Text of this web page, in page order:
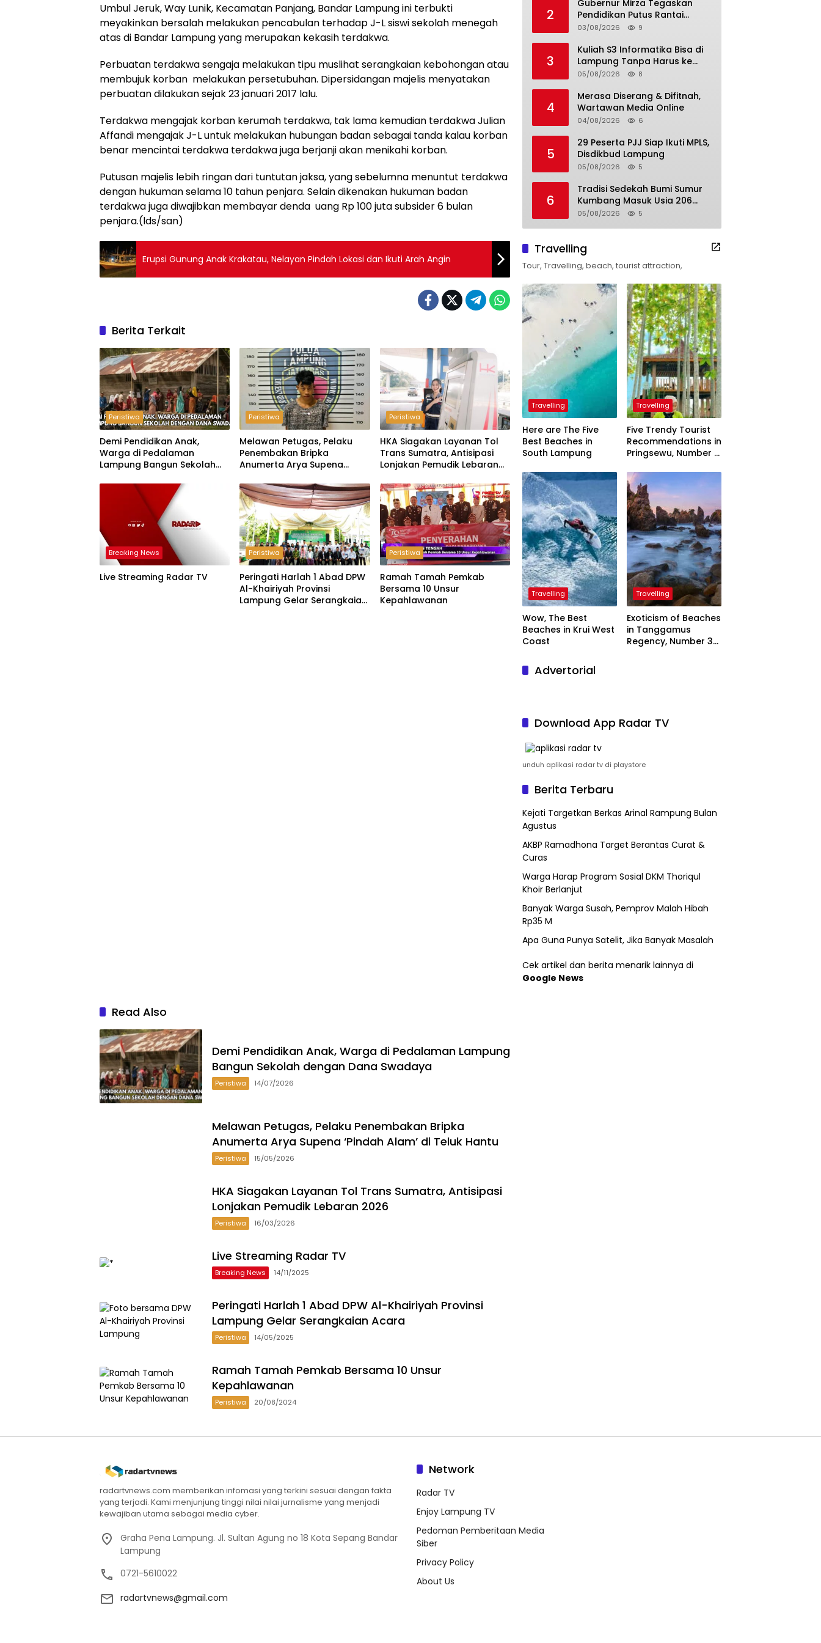
Umbul Jeruk, Way Lunik, Kecamatan Panjang, Bandar Lampung ini terbukti
meyakinkan bersalah melakukan pencabulan terhadap J-L siswi sekolah menegah
atas di Bandar Lampung yang merupakan kekasih terdakwa.
Perbuatan terdakwa sengaja melakukan tipu muslihat serangkaian kebohongan atau
membujuk korban melakukan persetubuhan. Dipersidangan majelis menyatakan
perbuatan dilakukan sejak 23 januari 2017 lalu.
Terdakwa mengajak korban kerumah terdakwa, tak lama kemudian terdakwa Julian
Affandi mengajak J-L untuk melakukan hubungan badan sebagai tanda kalau korban
benar mencintai terdakwa terdakwa juga berjanji akan menikahi korban.
Putusan majelis lebih ringan dari tuntutan jaksa, yang sebelumna menuntut terdakwa
dengan hukuman selama 10 tahun penjara. Selain dikenakan hukuman badan
terdakwa juga diwajibkan membayar denda uang Rp 100 juta subsider 6 bulan
penjara.(lds/san)
Erupsi Gunung Anak Krakatau, Nelayan Pindah Lokasi dan Ikuti Arah Angin
Berita Terkait
Peristiwa
Demi Pendidikan Anak,
Warga di Pedalaman
Lampung Bangun Sekolah
Peristiwa
Melawan Petugas, Pelaku
Penembakan Bripka
Anumerta Arya Supena
Peristiwa
HKA Siagakan Layanan Tol
Trans Sumatra, Antisipasi
Lonjakan Pemudik Lebaran
Breaking News
Live Streaming Radar TV
Peristiwa
Peringati Harlah 1 Abad DPW
Al-Khairiyah Provinsi
Lampung Gelar Serangkaian
Peristiwa
Ramah Tamah Pemkab
Bersama 10 Unsur
Kepahlawanan
Read Also
Demi Pendidikan Anak, Warga di Pedalaman Lampung
Bangun Sekolah dengan Dana Swadaya
Peristiwa 14/07/2026
Melawan Petugas, Pelaku Penembakan Bripka
Anumerta Arya Supena ‘Pindah Alam’ di Teluk Hantu
Peristiwa 15/05/2026
HKA Siagakan Layanan Tol Trans Sumatra, Antisipasi
Lonjakan Pemudik Lebaran 2026
Peristiwa 16/03/2026
Live Streaming Radar TV
Breaking News 14/11/2025
Peringati Harlah 1 Abad DPW Al-Khairiyah Provinsi
Lampung Gelar Serangkaian Acara
Peristiwa 14/05/2025
Ramah Tamah Pemkab Bersama 10 Unsur
Kepahlawanan
Peristiwa 20/08/2024
2
Gubernur Mirza Tegaskan
Pendidikan Putus Rantai
Kemiskinan
03/08/2026 9
3
Kuliah S3 Informatika Bisa di
Lampung Tanpa Harus ke
Luar Daerah
05/08/2026 8
4
Merasa Diserang & Difitnah,
Wartawan Media Online
04/08/2026 6
5
29 Peserta PJJ Siap Ikuti MPLS,
Disdikbud Lampung
05/08/2026 5
6
Tradisi Sedekah Bumi Sumur
Kumbang Masuk Usia 206
Tahun
05/08/2026 5
Travelling
Tour, Travelling, beach, tourist attraction,
Travelling
Here are The Five
Best Beaches in
South Lampung
Travelling
Five Trendy Tourist
Recommendations in
Pringsewu, Number 3
President
Travelling
Wow, The Best
Beaches in Krui West
Coast
Travelling
Exoticism of Beaches
in Tanggamus
Regency, Number 3
Advertorial
Download App Radar TV
unduh aplikasi radar tv di playstore
Berita Terbaru
Kejati Targetkan Berkas Arinal Rampung Bulan
Agustus
AKBP Ramadhona Target Berantas Curat &
Curas
Warga Harap Program Sosial DKM Thoriqul
Khoir Berlanjut
Banyak Warga Susah, Pemprov Malah Hibah
Rp35 M
Apa Guna Punya Satelit, Jika Banyak Masalah
Cek artikel dan berita menarik lainnya di
Google News
radartvnews.com memberikan infomasi yang terkini sesuai dengan fakta
yang terjadi. Kami menjunjung tinggi nilai nilai jurnalisme yang menjadi
kewajiban utama sebagai media cyber.
Graha Pena Lampung. Jl. Sultan Agung no 18 Kota Sepang Bandar
Lampung
0721-5610022
radartvnews@gmail.com
Network
Radar TV
Enjoy Lampung TV
Pedoman Pemberitaan Media
Siber
Privacy Policy
About Us